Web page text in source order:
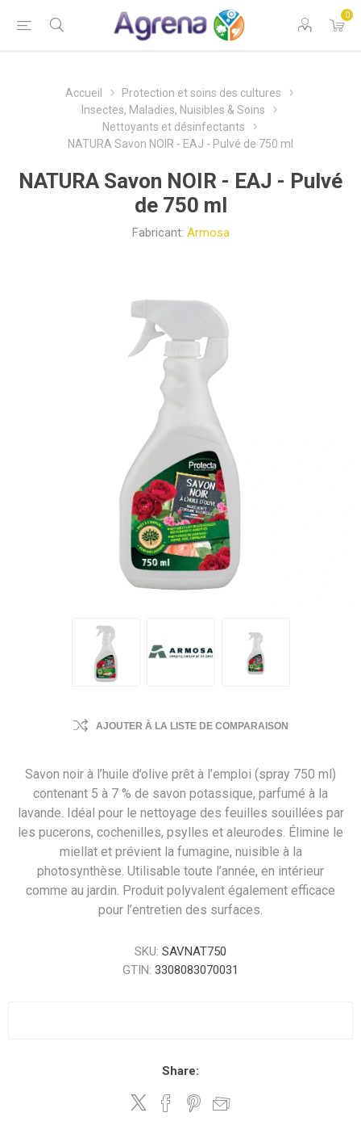
0
Accueil
Protection et soins des cultures
Insectes, Maladies, Nuisibles & Soins
Nettoyants et désinfectants
NATURA Savon NOIR - EAJ - Pulvé de 750 ml
NATURA Savon NOIR - EAJ - Pulvé
de 750 ml
Fabricant: Armosa
AJOUTER À LA LISTE DE COMPARAISON
Savon noir à l’huile d’olive prêt à l’emploi (spray 750 ml)
contenant 5 à 7 % de savon potassique, parfumé à la
lavande. Idéal pour le nettoyage des feuilles souillées par
les pucerons, cochenilles, psylles et aleurodes. Élimine le
miellat et prévient la fumagine, nuisible à la
photosynthèse. Utilisable toute l’année, en intérieur
comme au jardin. Produit polyvalent également efficace
pour l’entretien des surfaces.
SKU: SAVNAT750
GTIN: 3308083070031
Share: